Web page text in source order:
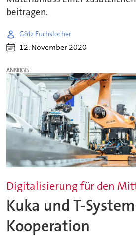
beitragen.
Götz Fuchslocher
12. November 2020
ANZEIGE
Digitalisierung für den
Kuka und T-
Kooperation